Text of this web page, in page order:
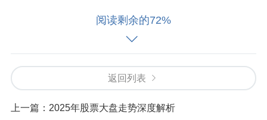
征，成为2025年上半年股票行情的核心标签，投资
到前所未有的高度。
政策驱动：年中拐点或将至，注册制深化重塑市场
阅读剩余的72%
返回列表
上一篇： 2025年股票大盘走势深度解析